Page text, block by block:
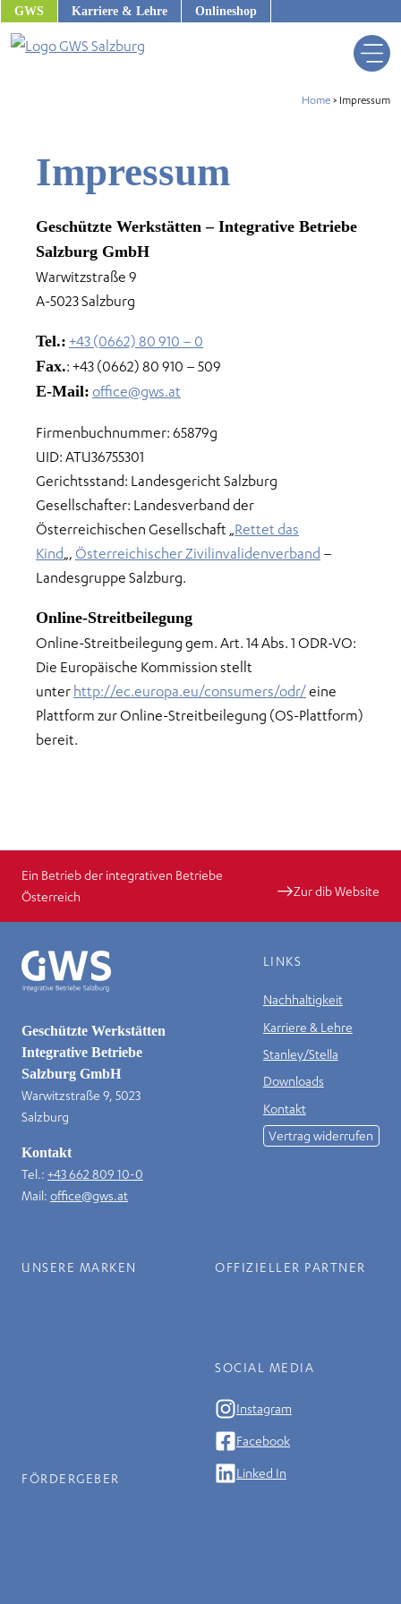
Zum
Inhalt
springen
GWS Karriere & Lehre Onlineshop
Home > Impressum
Impressum
Geschützte Werkstätten – Integrative Betriebe
Salzburg GmbH
Warwitzstraße 9
A-5023 Salzburg
Tel.: +43 (0662) 80 910 – 0
Fax.: +43 (0662) 80 910 – 509
E-Mail: office@gws.at
Firmenbuchnummer: 65879g
UID: ATU36755301
Gerichtsstand: Landesgericht Salzburg
Gesellschafter: Landesverband der
Österreichischen Gesellschaft „Rettet das
Kind„, Österreichischer Zivilinvalidenverband –
Landesgruppe Salzburg.
Online-Streitbeilegung
Online-Streitbeilegung gem. Art. 14 Abs. 1 ODR-VO:
Die Europäische Kommission stellt
unter http://ec.europa.eu/consumers/odr/eine
Plattform zur Online-Streitbeilegung (OS-Plattform)
bereit.
Ein Betrieb der integrativen Betriebe
Österreich
Zur dib Website
Geschützte Werkstätten
Integrative Betriebe
Salzburg GmbH
Warwitzstraße 9, 5023
Salzburg
Kontakt
Tel.: +43 662 809 10-0
Mail: office@gws.at
LINKS
Nachhaltigkeit
Karriere & Lehre
Stanley/Stella
Downloads
Kontakt
Vertrag widerrufen
UNSERE MARKEN
FÖRDERGEBER
OFFIZIELLER PARTNER
SOCIAL MEDIA
Instagram
Facebook
Linked In